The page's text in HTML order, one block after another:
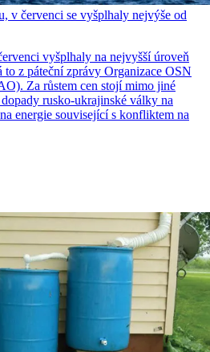
v červenci se vyšplhaly nejvýše od
vyšplhaly na nejvyšší úroveň
z páteční zprávy Organizace OSN
Za růstem cen stojí mimo jiné
rusko-ukrajinské války na
energie související s konfliktem na